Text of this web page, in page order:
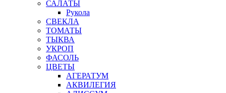
САЛАТЫ
Рукола
СВЕКЛА
ТОМАТЫ
ТЫКВА
УКРОП
ФАСОЛЬ
ЦВЕТЫ
АГЕРАТУМ
АКВИЛЕГИЯ